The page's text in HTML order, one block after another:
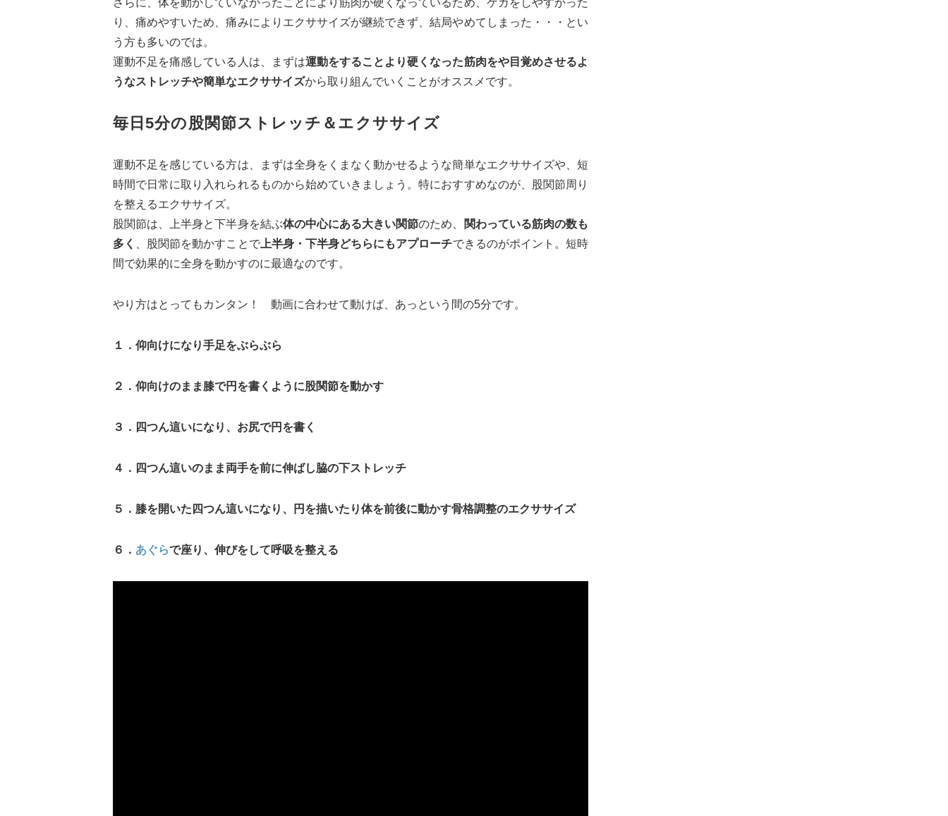
り、痛めやすいため、痛みによりエクササイズが継続できず、結局やめてしまった・・・とい
う方も多いのでは。
運動不足を痛感している人は、まずは運動をすることより硬くなった筋肉をや目覚めさせるよ
うなストレッチや簡単なエクササイズから取り組んでいくことがオススメです。
毎日5分の股関節ストレッチ＆エクササイズ
運動不足を感じている方は、まずは全身をくまなく動かせるような簡単なエクササイズや、短
時間で日常に取り入れられるものから始めていきましょう。特におすすめなのが、股関節周り
を整えるエクササイズ。
股関節は、上半身と下半身を結ぶ体の中心にある大きい関節のため、
関わっている筋肉の数も
多く
、股関節を動かすことで上半身・下半身どちらにもアプローチできるのがポイント。短時
間で効果的に全身を動かすのに最適なのです。
やり方はとってもカンタン！ 動画に合わせて動けば、あっという間の5分です。
１．仰向けになり手足をぶらぶら
２．仰向けのまま膝で円を書くように股関節を動かす
３．四つん這いになり、お尻で円を書く
４．四つん這いのまま両手を前に伸ばし脇の下ストレッチ
５．膝を開いた四つん這いになり、円を描いたり体を前後に動かす骨格調整のエクササイズ
６． あぐらで座り、伸びをして呼吸を整える